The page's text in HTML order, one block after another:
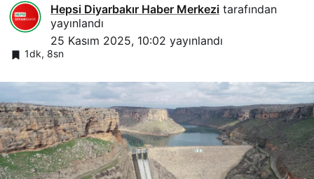
Hepsi Diyarbakır Haber Merkezi tarafından
yayınlandı
25 Kasım 2025, 10:02 yayınlandı
1dk, 8sn